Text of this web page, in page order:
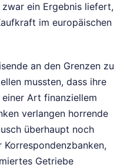
ein Ergebnis liefert,
im europäischen
an den Grenzen zu
mussten, dass ihre
Art finanziellem
verlangen horrende
überhaupt noch
Getriebe